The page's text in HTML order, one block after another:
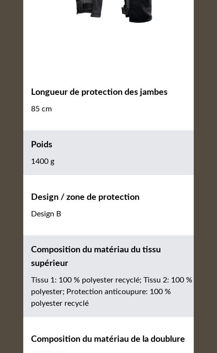
Longueur de protection des jambes
85 cm
Poids
1400 g
Design / zone de protection
Design B
Composition du matériau du tissu
supérieur
Tissu 1: 100 % polyester recyclé; Tissu 2: 100 %
polyester; Protection anticoupure: 100 %
polyester recyclé
Composition du matériau de la doublure